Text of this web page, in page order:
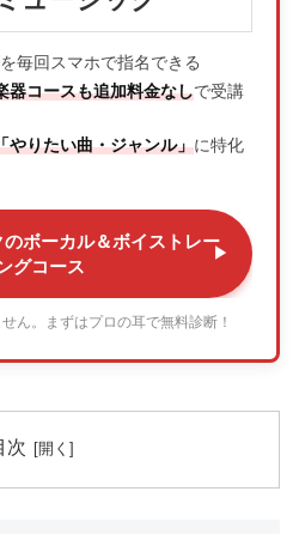
を毎回スマホで指名できる
器コースも追加料金なしで受講
やりたい曲・ジャンル」に特化
ボーカル＆ボイストレー
グコース
ん。まずはプロの耳で無料診断！
次